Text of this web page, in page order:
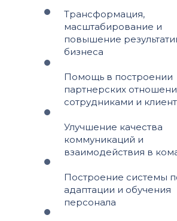
Трансформация,
масштабирование и
повышение
бизнеса
Помощь в построении
партнерских
сотрудниками и
Улучшение качества
коммуникаций и
взаимодействия в
Построение системы
адаптации и обучения
персонала